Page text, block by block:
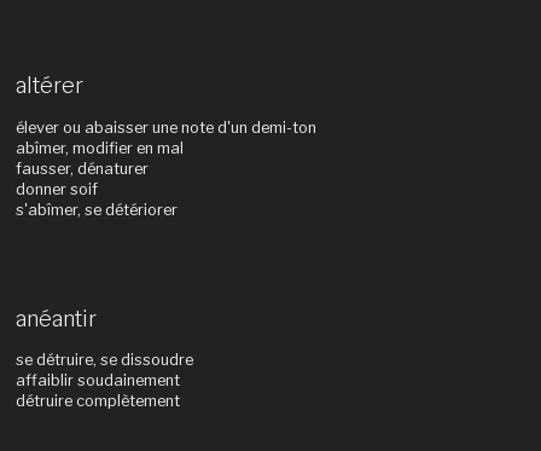
altérer
élever ou abaisser une note d'un demi-ton
abîmer, modifier en mal
fausser, dénaturer
donner soif
s'abîmer, se détériorer
anéantir
se détruire, se dissoudre
affaiblir soudainement
détruire complètement